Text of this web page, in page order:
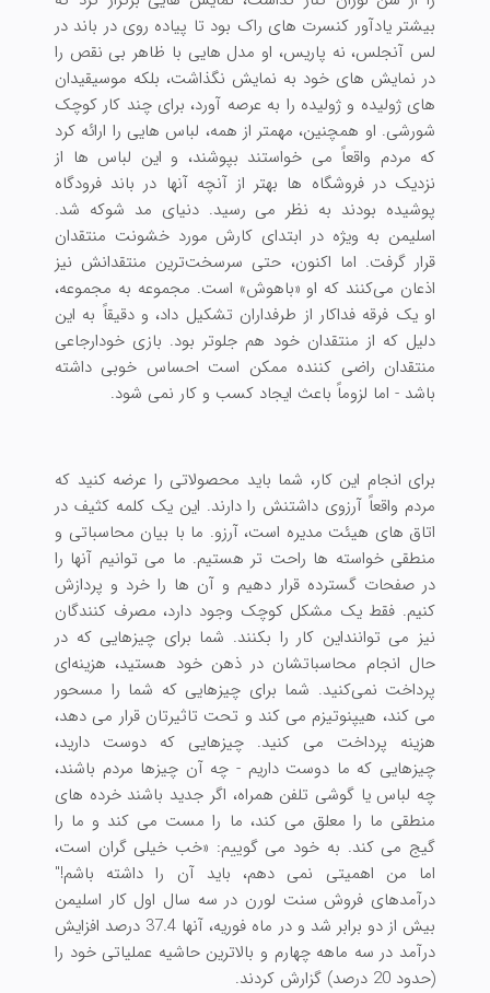
بیشتر یادآور کنسرت های راک بود تا پیاده روی در باند در
لس آنجلس، نه پاریس، او مدل هایی با ظاهر بی نقص را
در نمایش های خود به نمایش نگذاشت، بلکه موسیقیدان
های ژولیده و ژولیده را به عرصه آورد، برای چند کار کوچک
شورشی. او همچنین، مهمتر از همه، لباس هایی را ارائه کرد
که مردم واقعاً می خواستند بپوشند، و این لباس ها از
نزدیک در فروشگاه ها بهتر از آنچه آنها در باند فرودگاه
پوشیده بودند به نظر می رسید. دنیای مد شوکه شد.
اسلیمن به ویژه در ابتدای کارش مورد خشونت منتقدان
قرار گرفت. اما اکنون، حتی سرسخت‌ترین منتقدانش نیز
اذعان می‌کنند که او «باهوش» است. مجموعه‌ به‌ مجموعه،
او یک فرقه فداکار از طرفداران تشکیل داد، و دقیقاً به این
دلیل که از منتقدان خود هم جلوتر بود. بازی خودارجاعی
منتقدان راضی کننده ممکن است احساس خوبی داشته
باشد - اما لزوماً باعث ایجاد کسب و کار نمی شود.
برای انجام این کار، شما باید محصولاتی را عرضه کنید که
مردم واقعاً آرزوی داشتنش را دارند. این یک کلمه کثیف در
اتاق های هیئت مدیره است، آرزو. ما با بیان محاسباتی و
منطقی خواسته ها راحت تر هستیم. ما می توانیم آنها را
در صفحات گسترده قرار دهیم و آن ها را خرد و پردازش
کنیم. فقط یک مشکل کوچک وجود دارد، مصرف کنندگان
نیز می تواننداین کار را بکنند. شما برای چیزهایی که در
حال انجام محاسباتشان در ذهن خود هستید، هزینه‌ای
پرداخت نمی‌کنید. شما برای چیزهایی که شما را مسحور
می کند، هیپنوتیزم می کند و تحت تاثیرتان قرار می دهد،
هزینه پرداخت می کنید. چیزهایی که دوست دارید،
چیزهایی که ما دوست داریم - چه آن چیزها مردم باشند،
چه لباس یا گوشی تلفن همراه، اگر جدید باشند خرده های
منطقی ما را معلق می کند، ما را مست می کند و ما را
گیج می کند. به خود می گوییم: «خب خیلی گران است،
اما من اهمیتی نمی دهم، باید آن را داشته باشم!"
درآمدهای فروش سنت لورن در سه سال اول کار اسلیمن
بیش از دو برابر شد و در ماه فوریه، آنها 37.4 درصد افزایش
درآمد در سه ماهه چهارم و بالاترین حاشیه عملیاتی خود را
(حدود 20 درصد) گزارش کردند.